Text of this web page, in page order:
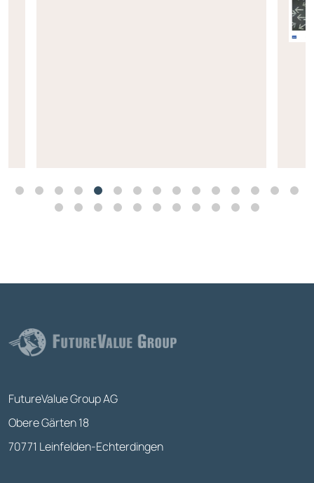
FutureValue Group AG
Obere Gärten 18
70771 Leinfelden-Echterdingen